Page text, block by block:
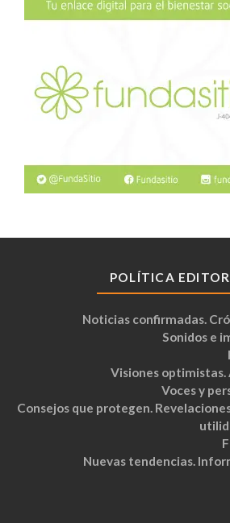
POLÍTICA
Noticias confirmadas.
Sonidos e
Visiones
Voces y
Consejos que protegen.
Nuevas tendencias.